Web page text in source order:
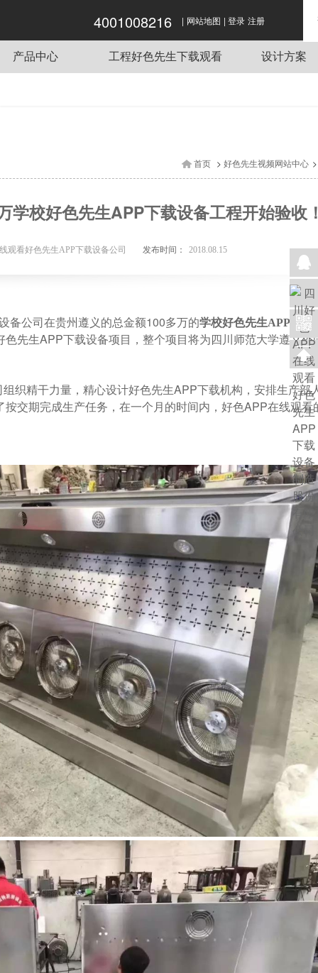
好色APP在线观看,好色先生APP下载,好色先
生视频网站,好色先生下载观看
4001008216 | 网站地图 | 登录 注册
产品中心
先生APP下载用车
先生APP下载桌椅
工程好色先生下载观看
学校好色先生APP下载工程项目
设计方案
首页 > 好色先生视频网站中心 >
校好色先生APP下载设备工程开始验收
观看好色先生APP下载设备公司 发布时间： 2018.08.15
公司在贵州遵义的总金额100多万的学校好色先生APP下载
先生APP下载设备项目，整个项目将为四川师范大学遵义
精干力量，精心设计好色先生APP下载机构，安排生产
了按交期完成生产任务，在一个月的时间内，好色APP在线